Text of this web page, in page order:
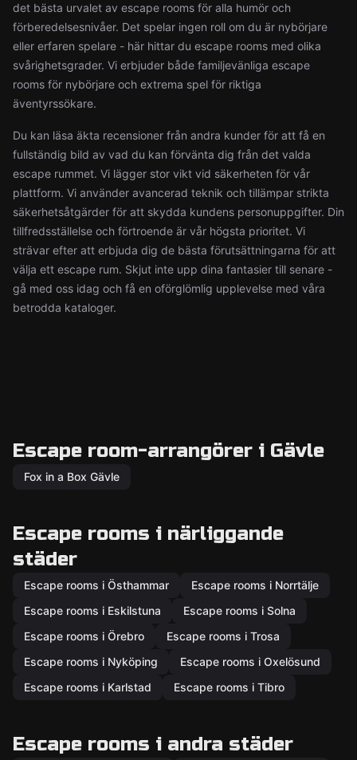
det bästa urvalet av escape rooms för alla humör och
förberedelsesnivåer. Det spelar ingen roll om du är nybörjare
eller erfaren spelare - här hittar du escape rooms med olika
svårighetsgrader. Vi erbjuder både familjevänliga escape
rooms för nybörjare och extrema spel för riktiga
äventyrssökare.
Du kan läsa äkta recensioner från andra kunder för att få en
fullständig bild av vad du kan förvänta dig från det valda
escape rummet. Vi lägger stor vikt vid säkerheten för vår
plattform. Vi använder avancerad teknik och tillämpar strikta
säkerhetsåtgärder för att skydda kundens personuppgifter. Din
tillfredsställelse och förtroende är vår högsta prioritet. Vi
strävar efter att erbjuda dig de bästa förutsättningarna för att
välja ett escape rum. Skjut inte upp dina fantasier till senare -
gå med oss idag och få en oförglömlig upplevelse med våra
betrodda kataloger.
Escape room-arrangörer i Gävle
Fox in a Box Gävle
Escape rooms i närliggande
städer
Escape rooms i Östhammar
Escape rooms i Norrtälje
Escape rooms i Eskilstuna
Escape rooms i Solna
Escape rooms i Örebro
Escape rooms i Trosa
Escape rooms i Nyköping
Escape rooms i Oxelösund
Escape rooms i Karlstad
Escape rooms i Tibro
Escape rooms i andra städer